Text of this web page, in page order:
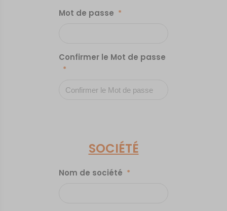
Mot de passe *
Confirmer le Mot de passe
*
SOCIÉTÉ
Nom de société *